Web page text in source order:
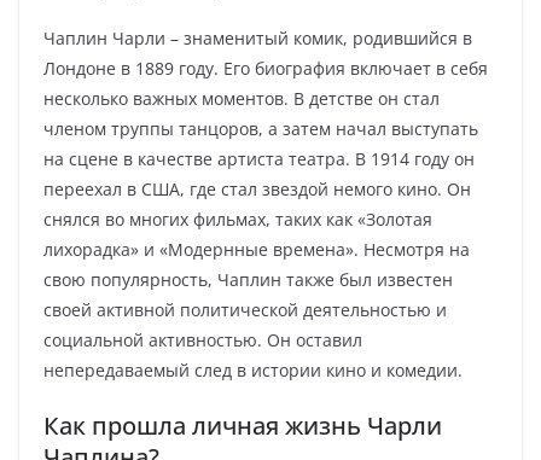
Чаплин Чарли – знаменитый комик, родившийся в
Лондоне в 1889 году. Его биография включает в себя
несколько важных моментов. В детстве он стал
членом труппы танцоров, а затем начал выступать
на сцене в качестве артиста театра. В 1914 году он
переехал в США, где стал звездой немого кино. Он
снялся во многих фильмах, таких как «Золотая
лихорадка» и «Модернные времена». Несмотря на
свою популярность, Чаплин также был известен
своей активной политической деятельностью и
социальной активностью. Он оставил
непередаваемый след в истории кино и комедии.
Как прошла личная жизнь Чарли